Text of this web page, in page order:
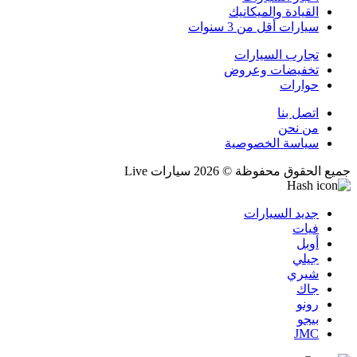
القيادة والميكانيك
سيارات أقل من 3 سنوات
تجارب السيارات
تخفيضات وعروض
حوارات
اتصل بنا
من نحن
سياسة الخصوصية
جميع الحقوق محفوظة © 2026 سيارات Live
جديد السيارات
فيات
أوبل
جيلي
شيري
جاك
رونو
بيجو
JMC